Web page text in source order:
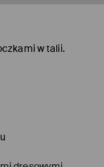
w talii.